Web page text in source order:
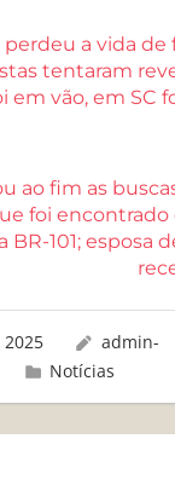
a vida de
tentaram
em vão, em SC
ao fim as
foi encontrado
BR-101; esposa
admin-
Notícias